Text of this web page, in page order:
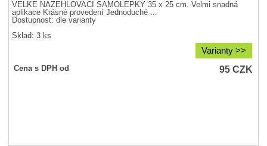
VELKÉ NAŽEHLOVACÍ SAMOLEPKY 35 x 25 cm. Velmi snadná
aplikace Krásné provedení Jednoduché ...
Dostupnost:dle varianty
Sklad: 3 ks
Varianty >>
Cena s DPH od 95CZK